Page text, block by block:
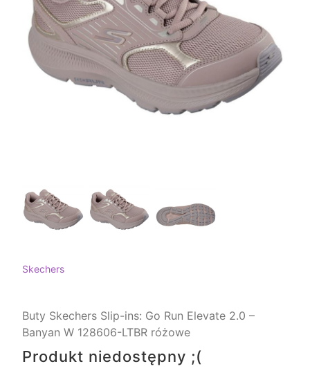
Skechers
Buty Skechers Slip-ins: Go Run Elevate 2.0 –
Banyan W 128606-LTBR różowe
Produkt niedostępny ;(